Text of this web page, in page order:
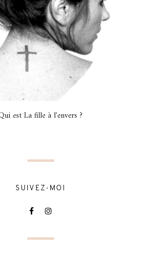
est La fille à l'envers ?
SUIVEZ-MOI